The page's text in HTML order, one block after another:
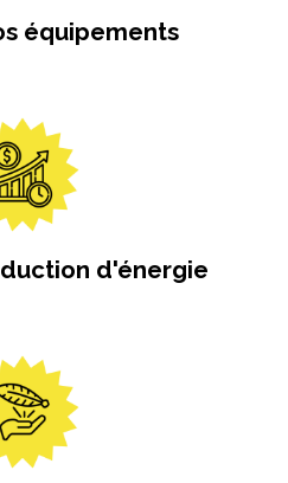
équipements
d'énergie